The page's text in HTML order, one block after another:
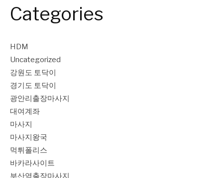
Categories
HDM
Uncategorized
강원도 토닥이
경기도 토닥이
광안리출장마사지
대여계좌
마사지
마사지왕국
먹튀폴리스
바카라사이트
부산역출장마사지